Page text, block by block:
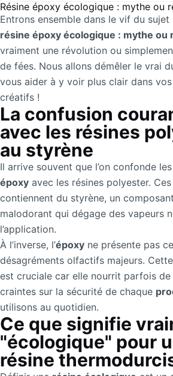
Résine époxy écologique : mythe ou
Entrons ensemble dans le vif du
résine époxy écologique : mythe ou
vraiment une révolution ou
de fées. Nous allons démêler le vrai
vous aider à y voir plus clair dans
créatifs !
La confusion
avec les résines
au styrène
Il arrive souvent que l’on confonde les
époxy avec les résines polyester.
contiennent du styrène, un
malodorant qui dégage des vapeurs
l’application.
À l’inverse, l’époxy ne présente pas
désagréments olfactifs majeurs.
est cruciale car elle nourrit parfois de
craintes sur la sécurité de chaque
utilisons au quotidien.
Ce que signifie
"écologique" pour
résine